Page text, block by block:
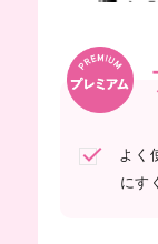
よく
にす